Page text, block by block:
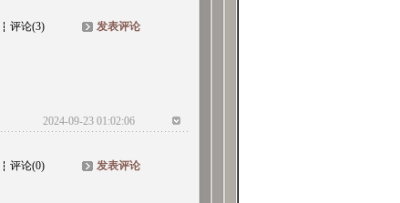
评论(3) 发表评论
2024-09-23 01:02:06
评论(0) 发表评论